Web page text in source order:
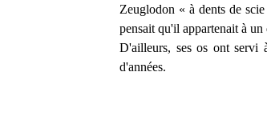
Zeuglodon « à dents de
pensait qu'il appartenait à
D'ailleurs, ses os ont servi
d'années.